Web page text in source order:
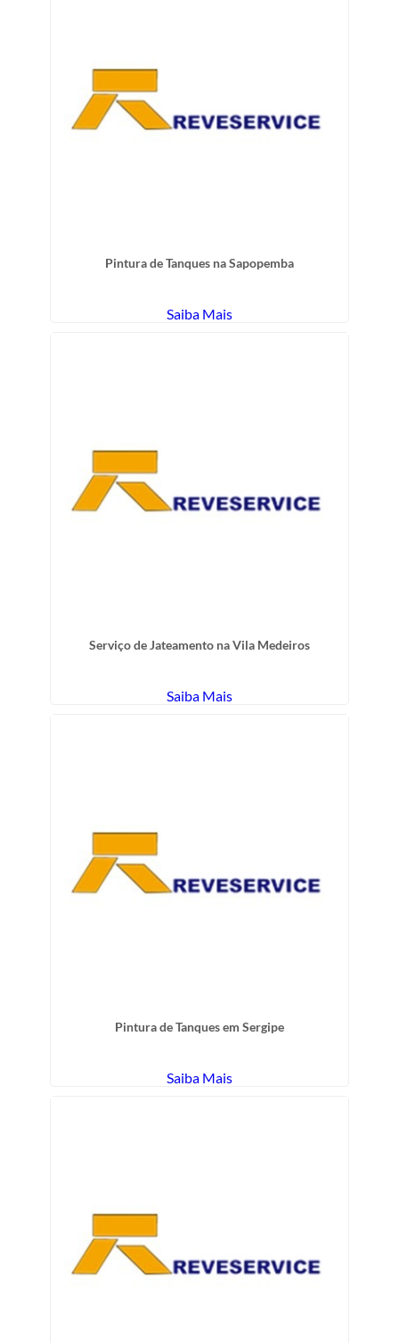
Pintura de Tanques na Sapopemba
Saiba Mais
Serviço de Jateamento na Vila Medeiros
Saiba Mais
Pintura de Tanques em Sergipe
Saiba Mais